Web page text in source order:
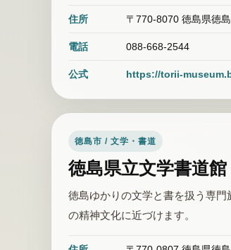
住所 〒770-8070 徳島県徳
電話 088-668-2544
公式 https://torii-
徳島市 / 文学・書道
徳島県立文学書道館
徳島ゆかりの文学と書を扱う専
の精神文化に近づけます。